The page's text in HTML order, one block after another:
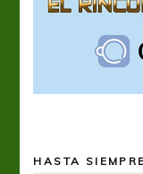
HASTA